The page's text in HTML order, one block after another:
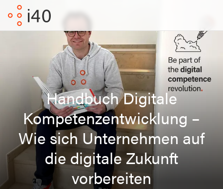
Handbuch Digitale
Kompetenzentwicklung –
Wie sich Unternehmen auf
die digitale Zukunft
vorbereiten